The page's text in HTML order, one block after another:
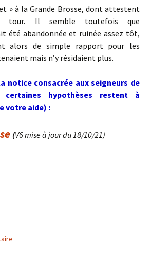
» à la Grande Brosse, dont attestent
tour. Il semble toutefois que
été abandonnée et ruinée assez tôt,
alors de simple rapport pour les
mais n’y résidaient plus.
notice consacrée aux seigneurs de
hypothèses restent à
votre aide) :
(V6 mise à jour du 18/10/21)